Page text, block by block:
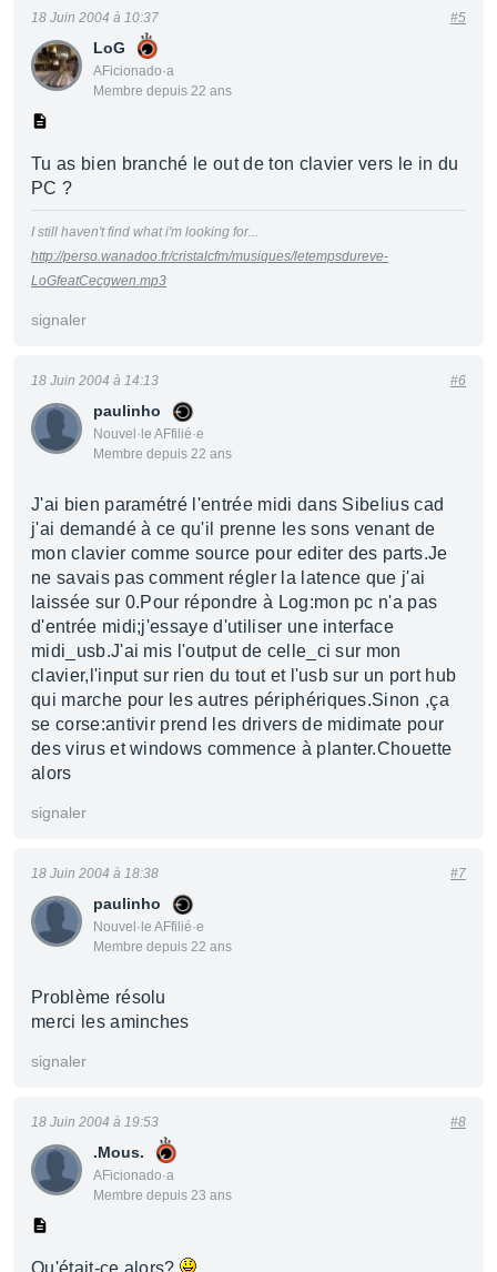
LoG
AFicionado·a
Membre depuis 22 ans
18 Juin 2004 à 10:37 #5
Tu as bien branché le out de ton clavier vers le in du
PC ?
I still haven't find what i'm looking for...
http://perso.wanadoo.fr/cristalcfm/musiques/letempsdureve-
LoGfeatCecgwen.mp3
signaler
paulinho
Nouvel·le AFfilié·e
Membre depuis 22 ans
18 Juin 2004 à 14:13 #6
J'ai bien paramétré l'entrée midi dans Sibelius cad
j'ai demandé à ce qu'il prenne les sons venant de
mon clavier comme source pour editer des parts.Je
ne savais pas comment régler la latence que j'ai
laissée sur 0.Pour répondre à Log:mon pc n'a pas
d'entrée midi;j'essaye d'utiliser une interface
midi_usb.J'ai mis l'output de celle_ci sur mon
clavier,l'input sur rien du tout et l'usb sur un port hub
qui marche pour les autres périphériques.Sinon ,ça
se corse:antivir prend les drivers de midimate pour
des virus et windows commence à planter.Chouette
alors
signaler
paulinho
Nouvel·le AFfilié·e
Membre depuis 22 ans
18 Juin 2004 à 18:38 #7
Problème résolu
merci les aminches
signaler
.Mous.
AFicionado·a
Membre depuis 23 ans
18 Juin 2004 à 19:53 #8
Qu'était-ce alors?